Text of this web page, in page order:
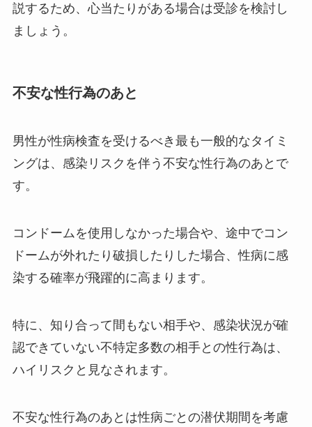
説するため、心当たりがある場合は受診を検討し
ましょう。
不安な性行為のあと
男性が性病検査を受けるべき最も一般的なタイミ
ングは、感染リスクを伴う不安な性行為のあとで
す。
コンドームを使用しなかった場合や、途中でコン
ドームが外れたり破損したりした場合、性病に感
染する確率が飛躍的に高まります。
特に、知り合って間もない相手や、感染状況が確
認できていない不特定多数の相手との性行為は、
ハイリスクと見なされます。
不安な性行為のあとは性病ごとの潜伏期間を考慮